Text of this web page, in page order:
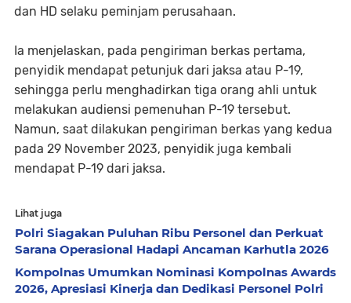
dan HD selaku peminjam perusahaan.
Ia menjelaskan, pada pengiriman berkas pertama,
penyidik mendapat petunjuk dari jaksa atau P-19,
sehingga perlu menghadirkan tiga orang ahli untuk
melakukan audiensi pemenuhan P-19 tersebut.
Namun, saat dilakukan pengiriman berkas yang kedua
pada 29 November 2023, penyidik juga kembali
mendapat P-19 dari jaksa.
Lihat juga
Polri Siagakan Puluhan Ribu Personel dan Perkuat
Sarana Operasional Hadapi Ancaman Karhutla 2026
Kompolnas Umumkan Nominasi Kompolnas Awards
2026, Apresiasi Kinerja dan Dedikasi Personel Polri